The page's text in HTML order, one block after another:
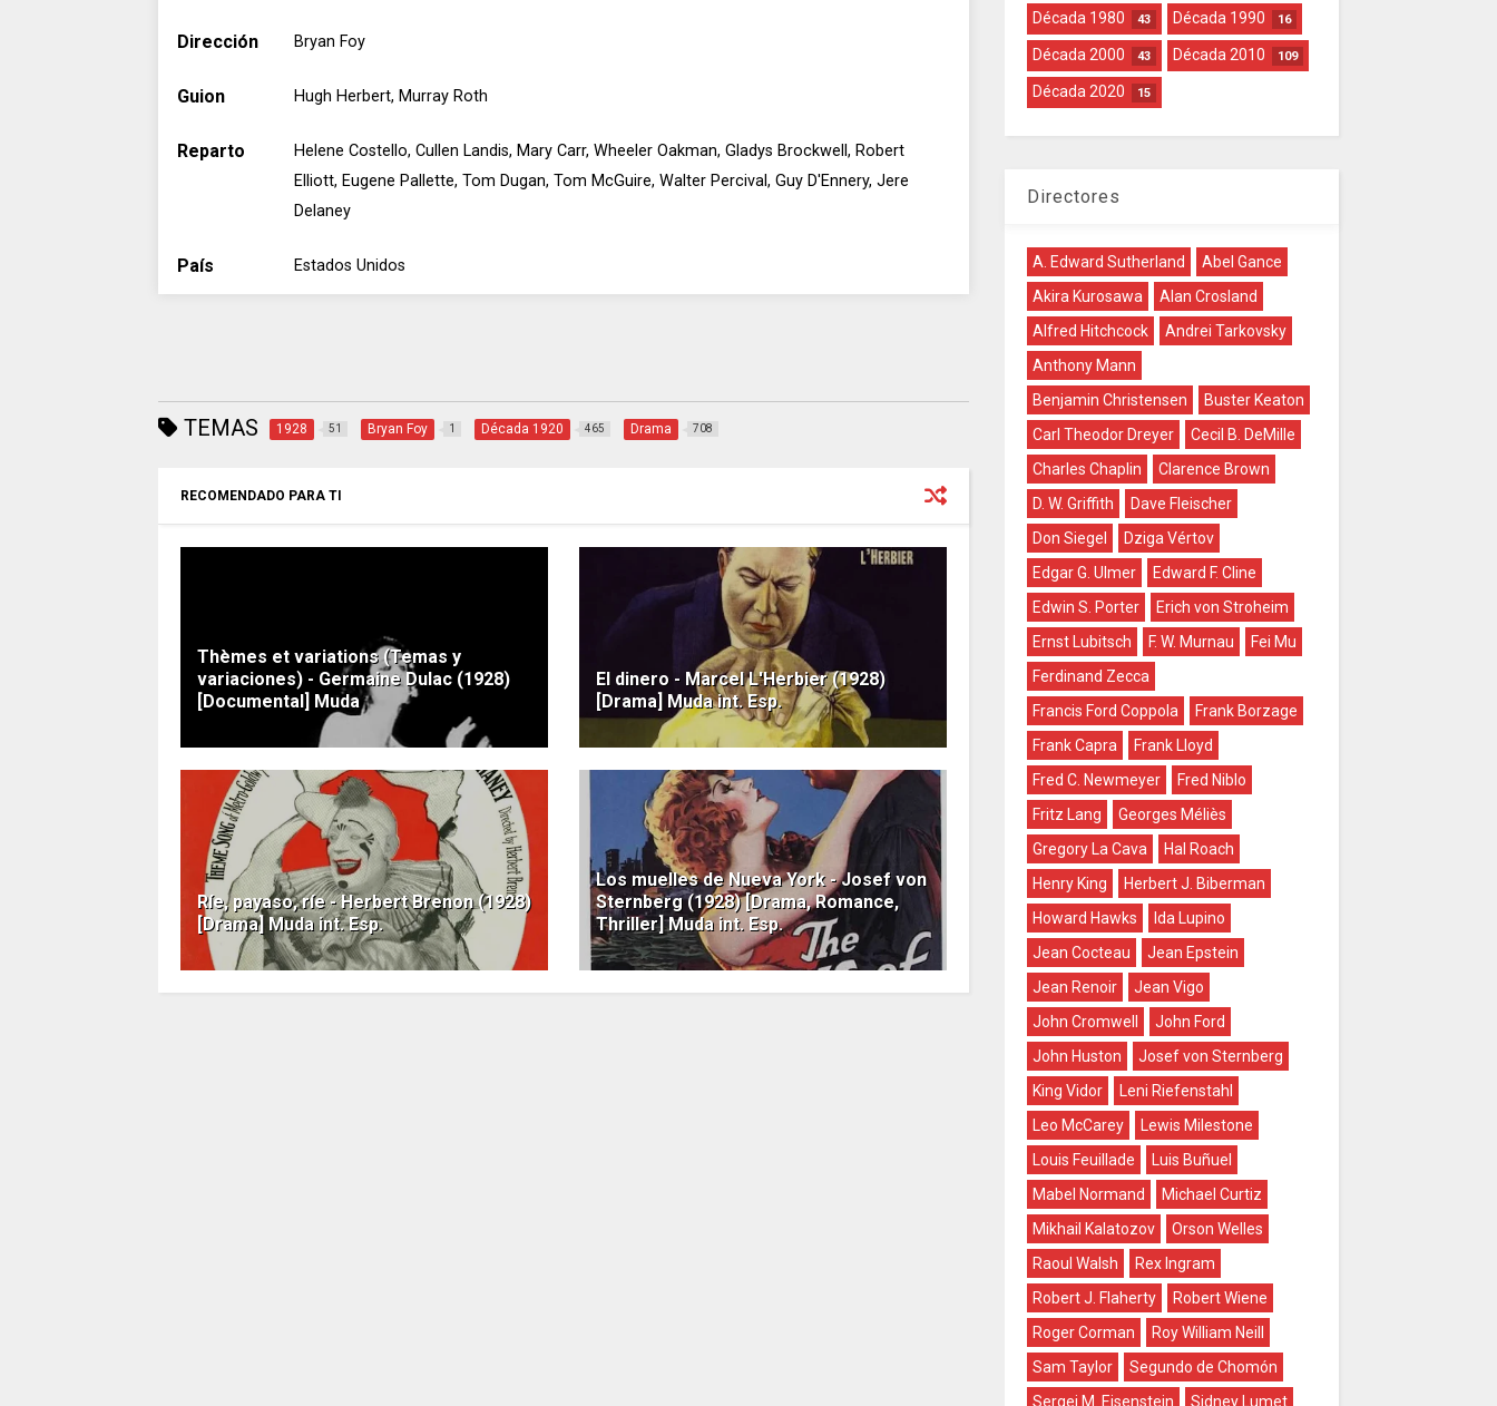
Dirección Bryan Foy
Guion Hugh Herbert, Murray Roth
Reparto
Helene Costello, Cullen Landis, Mary Carr, Wheeler Oakman, Gladys Brockwell, Robert
Elliott, Eugene Pallette, Tom Dugan, Tom McGuire, Walter Percival, Guy D'Ennery, Jere
Delaney
País Estados Unidos
TEMAS 1928 51 Bryan Foy 1 Década 1920 465 Drama 708
RECOMENDADO PARA TI
Thèmes et variations (Temas y
variaciones) - Germaine Dulac (1928)
[Documental] Muda
El dinero - Marcel L'Herbier (1928)
[Drama] Muda int. Esp.
Ríe, payaso, ríe - Herbert Brenon (1928)
[Drama] Muda int. Esp.
Los muelles de Nueva York - Josef von
Sternberg (1928) [Drama, Romance,
Thriller] Muda int. Esp.
Década 1980 43 Década 1990 16
Década 2000 43 Década 2010 109
Década 2020 15
Directores
A. Edward Sutherland
Abel Gance
Akira Kurosawa
Alan Crosland
Alfred Hitchcock
Andrei Tarkovsky
Anthony Mann
Benjamin Christensen
Buster Keaton
Carl Theodor Dreyer
Cecil B. DeMille
Charles Chaplin
Clarence Brown
D. W. Griffith
Dave Fleischer
Don Siegel
Dziga Vértov
Edgar G. Ulmer
Edward F. Cline
Edwin S. Porter
Erich von Stroheim
Ernst Lubitsch
F. W. Murnau
Fei Mu
Ferdinand Zecca
Francis Ford Coppola
Frank Borzage
Frank Capra
Frank Lloyd
Fred C. Newmeyer
Fred Niblo
Fritz Lang
Georges Méliès
Gregory La Cava
Hal Roach
Henry King
Herbert J. Biberman
Howard Hawks
Ida Lupino
Jean Cocteau
Jean Epstein
Jean Renoir
Jean Vigo
John Cromwell
John Ford
John Huston
Josef von Sternberg
King Vidor
Leni Riefenstahl
Leo McCarey
Lewis Milestone
Louis Feuillade
Luis Buñuel
Mabel Normand
Michael Curtiz
Mikhail Kalatozov
Orson Welles
Raoul Walsh
Rex Ingram
Robert J. Flaherty
Robert Wiene
Roger Corman
Roy William Neill
Sam Taylor
Segundo de Chomón
Sergei M. Eisenstein
Sidney Lumet